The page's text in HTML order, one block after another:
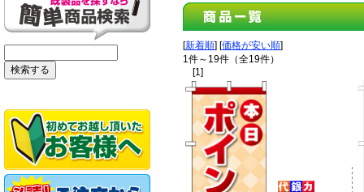
[新着順] [価格が安い順]
1件～19件（全19件）
[1]